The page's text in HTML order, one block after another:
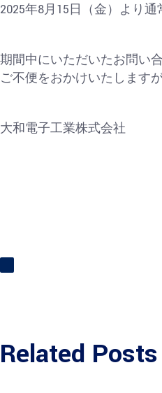
2025年8月15日（金）より通
期間中にいただいたお問い
ご不便をおかけいたします
大和電子工業株式会社
Related Posts